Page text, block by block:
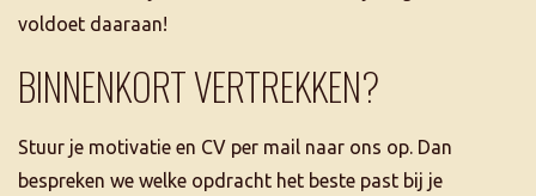
voldoet daaraan!
BINNENKORT VERTREKKEN?
Stuur je motivatie en CV per mail naar ons op. Dan
bespreken we welke opdracht het beste past bij je